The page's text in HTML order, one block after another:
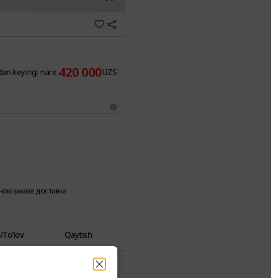
keyingi narx 420 000UZS
заказе доставка
Qaytish